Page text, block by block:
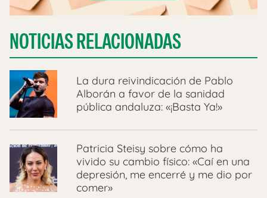
NOTICIAS RELACIONADAS
La dura reivindicación de Pablo
Alborán a favor de la sanidad
pública andaluza: «¡Basta Ya!»
Patricia Steisy sobre cómo ha
vivido su cambio físico: «Caí en una
depresión, me encerré y me dio por
comer»